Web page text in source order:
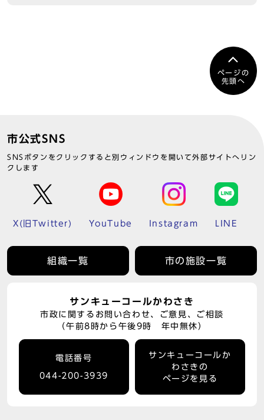
ページの
先頭へ
市公式SNS
SNSボタンをクリックすると別ウィンドウを開いて外部サイトへリン
クします
X(旧Twitter) YouTube Instagram LINE
組織一覧 市の施設一覧
サンキューコールかわさき
市政に関するお問い合わせ、ご意見、ご相談
（午前8時から午後9時 年中無休）
電話番号
044-200-3939
サンキューコールか
わさきの
ページを見る